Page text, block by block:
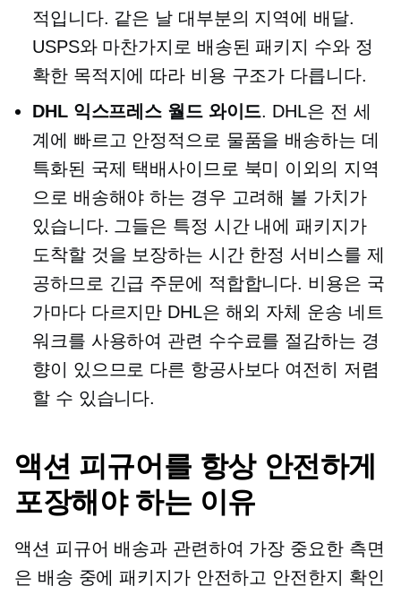
적입니다. 같은 날 대부분의 지역에 배달.
USPS와 마찬가지로 배송된 패키지 수와 정
확한 목적지에 따라 비용 구조가 다릅니다.
DHL 익스프레스 월드 와이드. DHL은 전 세
계에 빠르고 안정적으로 물품을 배송하는 데
특화된 국제 택배사이므로 북미 이외의 지역
으로 배송해야 하는 경우 고려해 볼 가치가
있습니다. 그들은 특정 시간 내에 패키지가
도착할 것을 보장하는 시간 한정 서비스를 제
공하므로 긴급 주문에 적합합니다. 비용은 국
가마다 다르지만 DHL은 해외 자체 운송 네트
워크를 사용하여 관련 수수료를 절감하는 경
향이 있으므로 다른 항공사보다 여전히 저렴
할 수 있습니다.
액션 피규어를 항상 안전하게
포장해야 하는 이유
액션 피규어 배송과 관련하여 가장 중요한 측면
은 배송 중에 패키지가 안전하고 안전한지 확인